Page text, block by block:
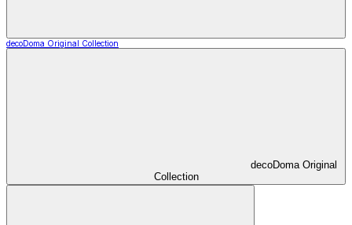
decoDoma Original Collection
decoDoma Original
Collection